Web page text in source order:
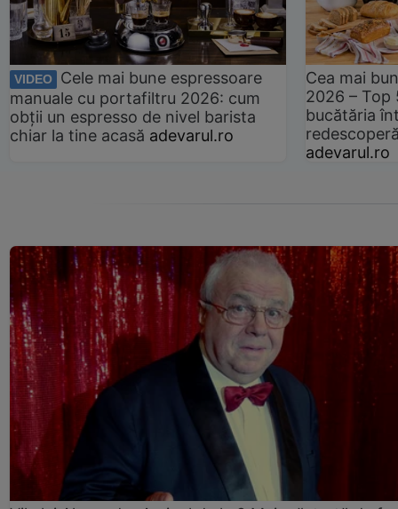
VIDEO
Cele mai bune espressoare
manuale cu portafiltru 2026: cum
obții un espresso de nivel barista
chiar la tine acasă adevarul.ro
Cea mai
2026 –
bucătăria
adevarul.ro